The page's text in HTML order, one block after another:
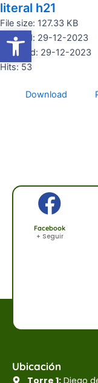
Abrir
Ir
al
contenido
literal h21
File size: 127.33 KB
Created: 29-12-2023
Updated: 29-12-2023
Hits: 53
Download
Facebook
+ Seguir
Ubicación
Torre 1:Diego
Abrir